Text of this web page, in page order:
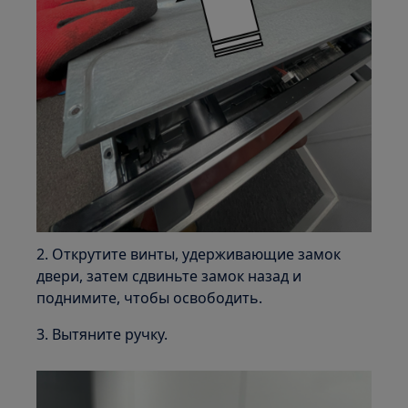
2. Открутите винты, удерживающие замок
двери, затем сдвиньте замок назад и
поднимите, чтобы освободить.
3. Вытяните ручку.